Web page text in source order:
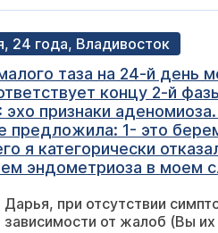
24 года, Владивосток
таза на 24-й день
концу 2-й
признаки
предложила: 1- это
я категорически
эндометриоза в моем
Дарья, при отсутствии
зависимости от жалоб (Вы